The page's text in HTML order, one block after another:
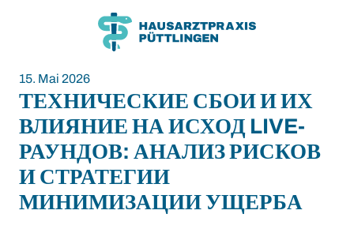
15. Mai 2026
ТЕХНИЧЕСКИЕ СБОИ И ИХ
ВЛИЯНИЕ НА ИСХОД LIVE-
РАУНДОВ: АНАЛИЗ РИСКОВ
И СТРАТЕГИИ
МИНИМИЗАЦИИ УЩЕРБА